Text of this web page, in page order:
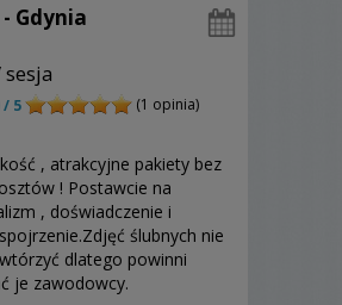
Gdynia
sesja
/ 5
(1 opinia)
, atrakcyjne pakiety bez
! Postawcie na
, doświadczenie i
ślubnych nie
dlatego powinni
je zawodowcy.